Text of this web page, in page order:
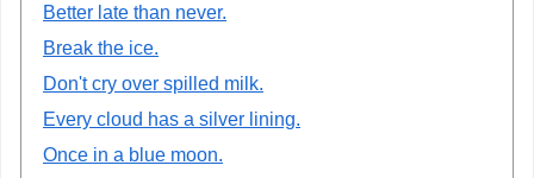
Better late than never.
Break the ice.
Don't cry over spilled milk.
Every cloud has a silver lining.
Once in a blue moon.